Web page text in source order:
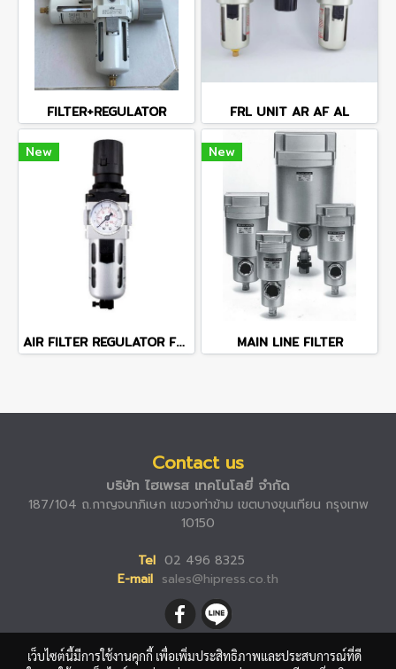
FILTER+REGULATOR FRL UNIT AR AF AL
New
AIR FILTER REGULATOR FRL UNIT 500x500
New
MAIN LINE FILTER
Contact us
บริษัท ไฮเพรส เทคโนโลยี่ จำกัด
187/104 ถ.กาญจนาภิเษก แขวงท่าข้าม เขตบางขุนเทียน กรุงเทพ
10150
Tel 02 496 8325
E-mail sales@hipress.co.th
เว็บไซต์นี้มีการใช้งานคุกกี้ เพื่อเพิ่มประสิทธิภาพและประสบการณ์ที่ดี